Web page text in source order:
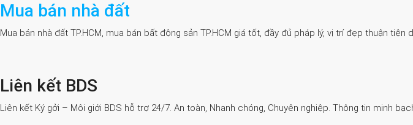
Mua bán nhà đất
Mua bán nhà đất TP.HCM, mua bán bất động sản TP.HCM giá tốt, đầy đủ pháp lý, vị trí đẹp thuận
Liên kết BDS
Liên kết Ký gởi – Môi giới BDS hỗ trợ 24/7. An toàn, Nhanh chóng, Chuyên nghiệp. Thông tin minh